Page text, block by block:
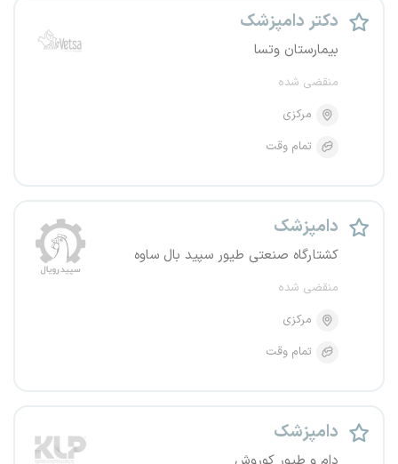
دکتر دامپزشک
بیمارستان وتسا
منقضی شده
مرکزی
تمام وقت
دامپزشک
کشتارگاه صنعتی طیور سپید بال ساوه
منقضی شده
مرکزی
تمام وقت
دامپزشک